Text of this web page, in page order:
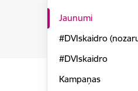
Jaunumi
#DVIskaidro
#DVIskaidro
Kampaņas